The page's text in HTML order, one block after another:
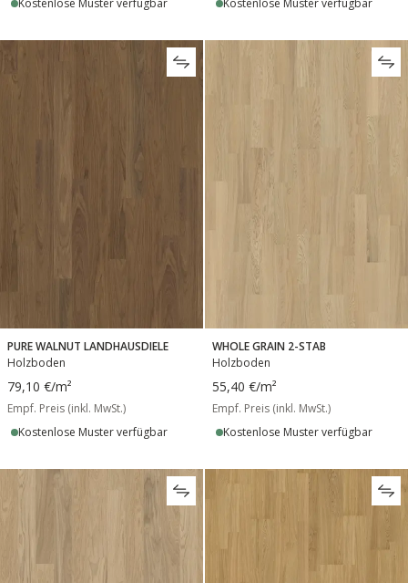
Kostenlose Muster verfügbar
Kostenlose Muster verfügbar
PURE WALNUT LANDHAUSDIELE
Holzboden
79,10 €/m²
Empf. Preis (inkl. MwSt.)
Kostenlose Muster verfügbar
WHOLE GRAIN 2-STAB
Holzboden
55,40 €/m²
Empf. Preis (inkl. MwSt.)
Kostenlose Muster verfügbar